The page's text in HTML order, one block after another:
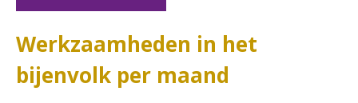
Werkzaamheden in het
bijenvolk per maand